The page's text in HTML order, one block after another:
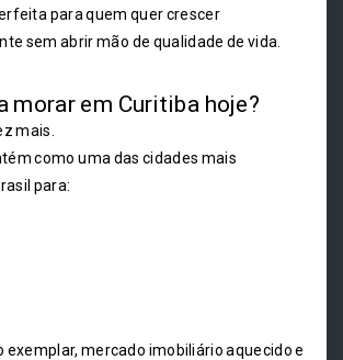
para quem quer crescer
sem abrir mão de qualidade de vida.
morar em Curitiba hoje?
mais.
como uma das cidades mais
para:
exemplar, mercado imobiliário aquecido e